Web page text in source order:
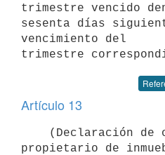
trimestre vencido
sesenta días
vencimiento del
Artículo 13
propietario de